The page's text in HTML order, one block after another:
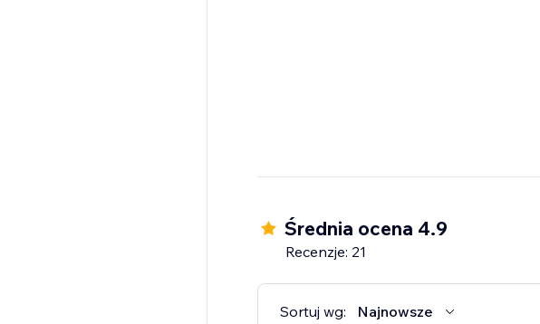
Średnia ocena 4.9
Recenzje: 21
Sortuj wg: Najnowsze